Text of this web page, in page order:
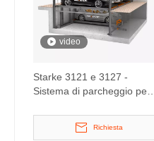
video
Starke 3121 e 3127 -
Sistema di parcheggio per
ponte
Richiesta